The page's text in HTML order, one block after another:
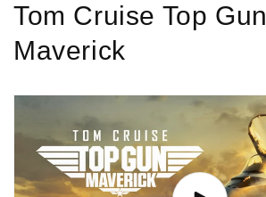
Tom Cruise Top Gun
Maverick